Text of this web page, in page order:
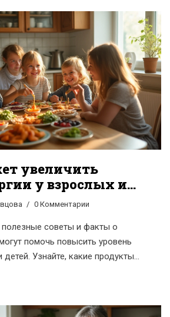
увеличить
у взрослых и
0 Комментарии
полезные советы и факты о
помочь повысить уровень
детей. Узнайте, какие продукты
дня.